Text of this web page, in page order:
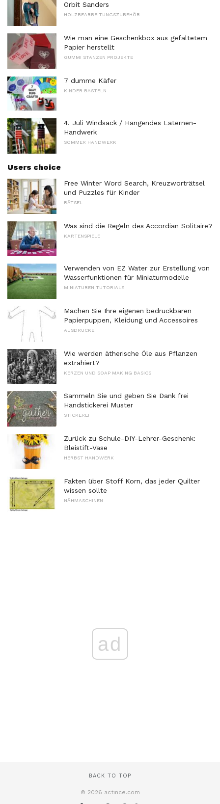
Orbit Sanders
HOLZBEARBEITUNGSZUBEHÖR
Wie man eine Geschenkbox aus gefaltetem
Papier herstellt
GUMMI STANZEN PROJEKTE
7 dumme Käfer
KINDER BASTELN
4. Juli Windsack / Hängendes Laternen-
Handwerk
SOMMER HANDWERK
Users choice
Free Winter Word Search, Kreuzworträtsel
und Puzzles für Kinder
RÄTSEL
Was sind die Regeln des Accordian Solitaire?
KARTENSPIELE
Verwenden von EZ Water zur Erstellung von
Wasserfunktionen für Miniaturmodelle
MINIATUREN TUTORIALS
Machen Sie Ihre eigenen bedruckbaren
Papierpuppen, Kleidung und Accessoires
AUSDRUCKE
Wie werden ätherische Öle aus Pflanzen
extrahiert?
KERZEN UND SOAP MAKING BASICS
Sammeln Sie und geben Sie Dank frei
Handstickerei Muster
STICKEREI
Zurück zu Schule-DIY-Lehrer-Geschenk:
Bleistift-Vase
HERBST HANDWERK
Fakten über Stoff Korn, das jeder Quilter
wissen sollte
NÄHMASCHINEN
ad
BACK TO TOP
© 2026 actince.com